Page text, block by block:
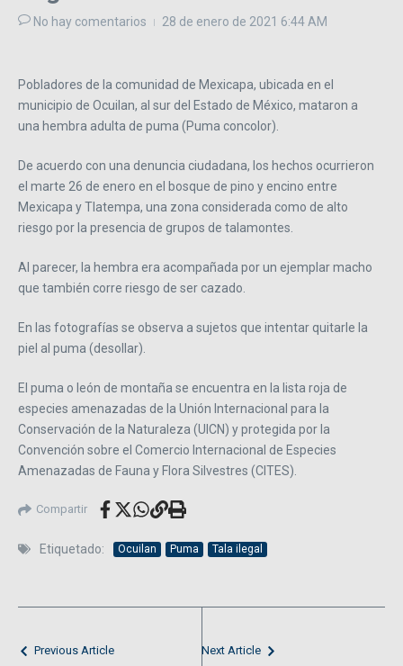
No hay comentarios 28 de enero de 2021 6:44 AM
Pobladores de la comunidad de Mexicapa, ubicada en el
municipio de Ocuilan, al sur del Estado de México, mataron a
una hembra adulta de puma (Puma concolor).
De acuerdo con una denuncia ciudadana, los hechos ocurrieron
el marte 26 de enero en el bosque de pino y encino entre
Mexicapa y Tlatempa, una zona considerada como de alto
riesgo por la presencia de grupos de talamontes.
Al parecer, la hembra era acompañada por un ejemplar macho
que también corre riesgo de ser cazado.
En las fotografías se observa a sujetos que intentar quitarle la
piel al puma (desollar).
El puma o león de montaña se encuentra en la lista roja de
especies amenazadas de la Unión Internacional para la
Conservación de la Naturaleza (UICN) y protegida por la
Convención sobre el Comercio Internacional de Especies
Amenazadas de Fauna y Flora Silvestres (CITES).
Compartir
Etiquetado: Ocuilan Puma Tala ilegal
Previous Article Next Article